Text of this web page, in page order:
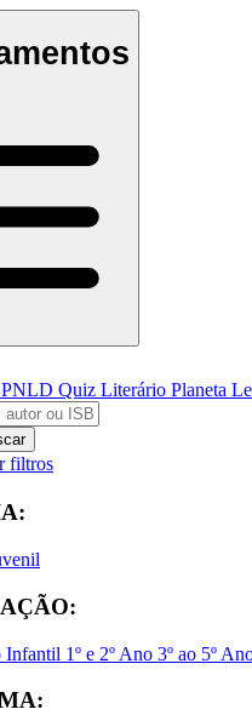
PNLD Quiz Literário Planeta
filtros
Infantil 1º e 2º Ano 3º ao 5º